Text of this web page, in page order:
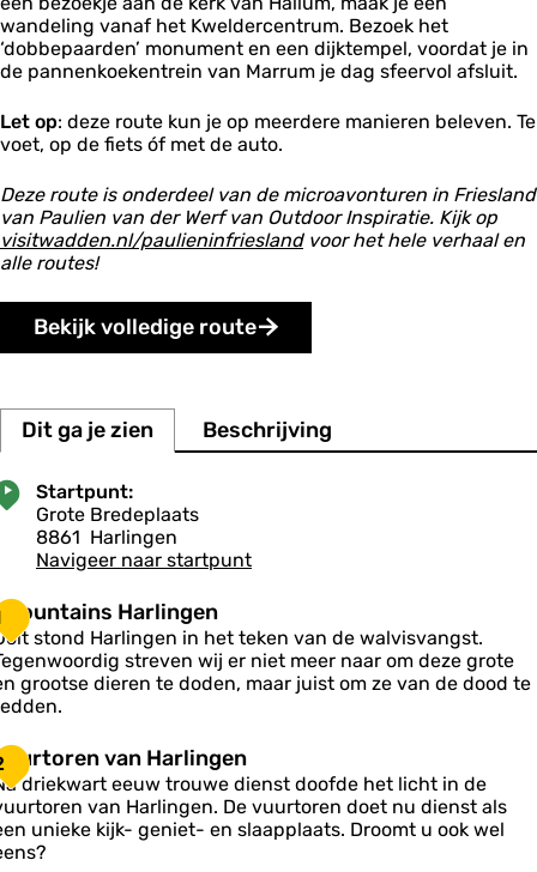
g
e
n
n
ge
r
e
t
s
z
m
a
n
t
j
e
t
p
u
n
t
i
j
l
d
u
a
t
s
wandeling vanaf het Kweldercentrum. Bezoek het
‘dobbepaarden’ monument en een dijktempel, voordat je in
de pannenkoekentrein van Marrum je dag sfeervol afsluit.
Let op: deze route kun je op meerdere manieren beleven. Te
voet, op de fiets óf met de auto.
Deze route is onderdeel van de microavonturen in Friesland
van Paulien van der Werf van Outdoor Inspiratie. Kijk op
visitwadden.nl/paulieninfrieslandvoor het hele verhaal en
alle routes!
Bekijk volledige route
Dit ga je zien Beschrijving
Startpunt:
Grote Bredeplaats
8861 Harlingen
Navigeer naar startpunt
Harlingen
stond Harlingen in het teken van de walvisvangst.
streven wij er niet meer naar om deze grote
grootse dieren te doden, maar juist om ze van de dood te
van Harlingen
driekwart eeuw trouwe dienst doofde het licht in de
van Harlingen. De vuurtoren doet nu dienst als
unieke kijk- geniet- en slaapplaats. Droomt u ook wel